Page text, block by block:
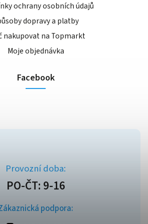
podpora:
ochrany osobních údajů
dopravy a platby
nakupovat na Topmarkt
Moje objednávka
Facebook